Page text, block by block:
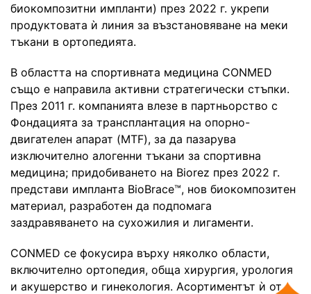
биокомпозитни импланти) през 2022 г. укрепи
продуктовата ѝ линия за възстановяване на меки
тъкани в ортопедията.
В областта на спортивната медицина CONMED
също е направила активни стратегически стъпки.
През 2011 г. компанията влезе в партньорство с
Фондацията за трансплантация на опорно-
двигателен апарат (MTF), за да пазарува
изключително алогенни тъкани за спортивна
медицина; придобиването на Biorez през 2022 г.
представи импланта BioBrace™, нов биокомпозитен
материал, разработен да подпомага
заздравяването на сухожилия и лигаменти.
CONMED се фокусира върху няколко области,
включително ортопедия, обща хирургия, урология
и акушерство и гинекология. Асортиментът ѝ от